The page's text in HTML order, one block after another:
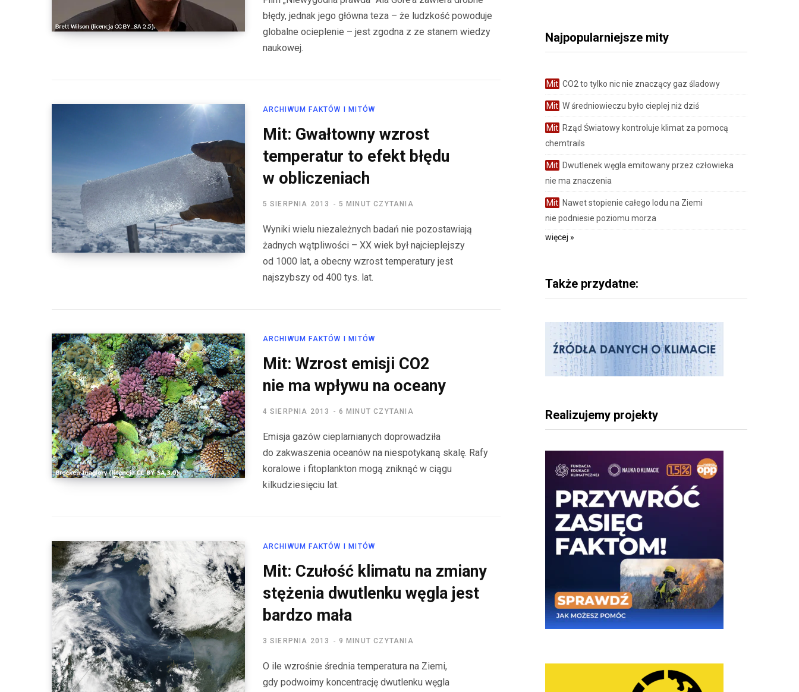
błędy, jednak jego główna teza – że ludzkość powoduje
globalne ocieplenie – jest zgodna z ze stanem wiedzy
naukowej.
ARCHIWUM FAKTÓW I MITÓW
Mit: Gwałtowny wzrost
temperatur to efekt błędu
w obliczeniach
5 SIERPNIA 2013 5 MINUT CZYTANIA
Wyniki wielu niezależnych badań nie pozostawiają
żadnych wątpliwości – XX wiek był najcieplejszy
od 1000 lat, a obecny wzrost temperatury jest
najszybszy od 400 tys. lat.
ARCHIWUM FAKTÓW I MITÓW
Mit: Wzrost emisji CO2
nie ma wpływu na oceany
4 SIERPNIA 2013 6 MINUT CZYTANIA
Emisja gazów cieplarnianych doprowadziła
do zakwaszenia oceanów na niespotykaną skalę. Rafy
koralowe i fitoplankton mogą zniknąć w ciągu
kilkudziesięciu lat.
ARCHIWUM FAKTÓW I MITÓW
Mit: Czułość klimatu na zmiany
stężenia dwutlenku węgla jest
bardzo mała
3 SIERPNIA 2013 9 MINUT CZYTANIA
O ile wzrośnie średnia temperatura na Ziemi,
gdy podwoimy koncentrację dwutlenku węgla
Najpopularniejsze mity
Mit CO2 to tylko nic nie znaczący gaz śladowy
Mit W średniowieczu było cieplej niż dziś
Mit Rząd Światowy kontroluje klimat za pomocą
chemtrails
Mit Dwutlenek węgla emitowany przez człowieka
nie ma znaczenia
Mit Nawet stopienie całego lodu na Ziemi
nie podniesie poziomu morza
więcej »
Także przydatne:
Realizujemy projekty